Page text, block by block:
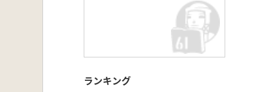
ランキング